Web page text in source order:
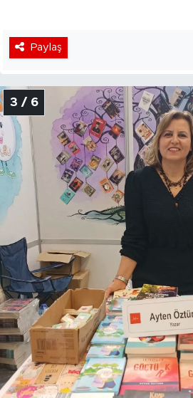
Paylaş
3 / 6